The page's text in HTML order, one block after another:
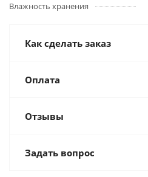
Влажность хранения
Как сделать заказ
Оплата
Отзывы
Задать вопрос